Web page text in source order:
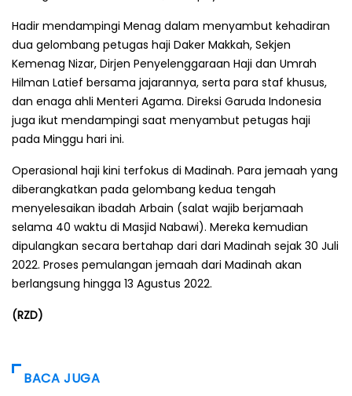
Hadir mendampingi Menag dalam menyambut kehadiran
dua gelombang petugas haji Daker Makkah, Sekjen
Kemenag Nizar, Dirjen Penyelenggaraan Haji dan Umrah
Hilman Latief bersama jajarannya, serta para staf khusus,
dan enaga ahli Menteri Agama. Direksi Garuda Indonesia
juga ikut mendampingi saat menyambut petugas haji
pada Minggu hari ini.
Operasional haji kini terfokus di Madinah. Para jemaah yang
diberangkatkan pada gelombang kedua tengah
menyelesaikan ibadah Arbain (salat wajib berjamaah
selama 40 waktu di Masjid Nabawi). Mereka kemudian
dipulangkan secara bertahap dari dari Madinah sejak 30 Juli
2022. Proses pemulangan jemaah dari Madinah akan
berlangsung hingga 13 Agustus 2022.
(RZD)
BACA JUGA